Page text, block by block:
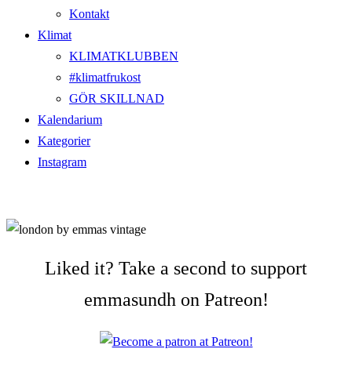
Kontakt
Klimat
KLIMATKLUBBEN
#klimatfrukost
GÖR SKILLNAD
Kalendarium
Kategorier
Instagram
Liked it? Take a second to support
emmasundh on Patreon!